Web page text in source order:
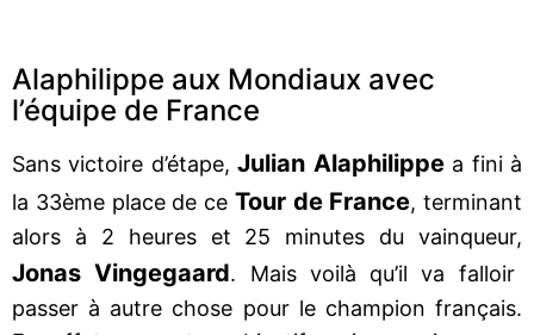
Alaphilippe aux Mondiaux avec
l’équipe de France
Sans victoire d’étape,Julian Alaphilippea fini à
la 33ème place de ce Tour de France, terminant
alors à 2 heures et 25 minutes du vainqueur,
Jonas Vingegaard. Mais voilà qu’il va falloir
passer à autre chose pour le champion français.